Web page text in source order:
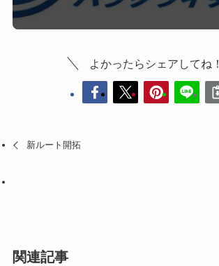
よかったらシェアしてね！
新ルート開拓
関連記事